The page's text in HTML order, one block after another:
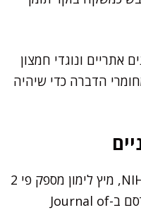
ונוגדי חמצון
הדברה כדי שיהיה
לפי המרכז הלאומי לבריאות של NIH, מיץ לימון מספק פי 2
יותר ויטמין C מליים. מחקר שפורסם ב-Journal of